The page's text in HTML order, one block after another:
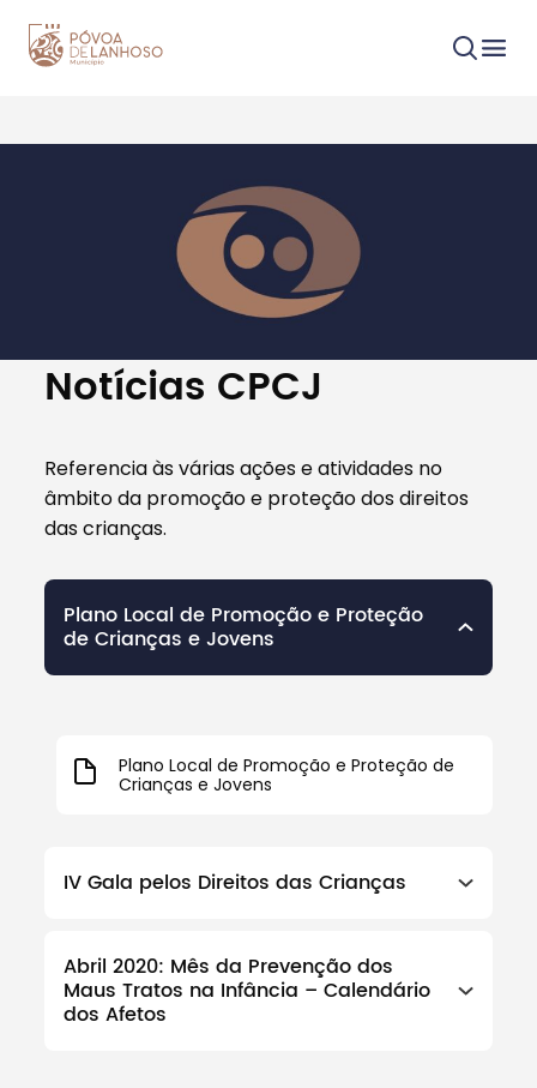
Tipo de conteúdo
Filtros
Notícias CPCJ
Referencia às várias ações e atividades no
âmbito da promoção e proteção dos direitos
das crianças.
Plano Local de Promoção e Proteção
de Crianças e Jovens
Plano Local de Promoção e Proteção de
Crianças e Jovens
IV Gala pelos Direitos das Crianças
Abril 2020: Mês da Prevenção dos
Maus Tratos na Infância – Calendário
dos Afetos